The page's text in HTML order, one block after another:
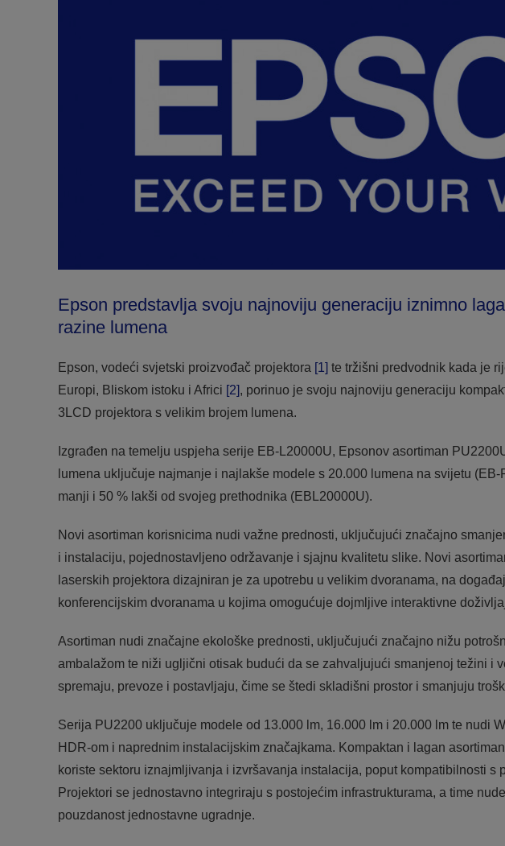
Epson predstavlja svoju najnoviju generaciju iznimno
razine lumena
Epson, vodeći svjetski proizvođač projektora [1] te tržišni predvodnik kada je
Europi, Bliskom istoku i Africi [2], porinuo je svoju najnoviju generaciju
3LCD projektora s velikim brojem lumena.
Izgrađen na temelju uspjeha serije EB-L20000U, Epsonov asortiman
lumena uključuje najmanje i najlakše modele s 20.000 lumena na svijetu
manji i 50 % lakši od svojeg prethodnika (EBL20000U).
Novi asortiman korisnicima nudi važne prednosti, uključujući značajno
i instalaciju, pojednostavljeno održavanje i sjajnu kvalitetu slike. Novi
laserskih projektora dizajniran je za upotrebu u velikim dvoranama, na
konferencijskim dvoranama u kojima omogućuje dojmljive interaktivne
Asortiman nudi značajne ekološke prednosti, uključujući značajno nižu
ambalažom te niži ugljični otisak budući da se zahvaljujući smanjenoj težini i
spremaju, prevoze i postavljaju, čime se štedi skladišni prostor i smanjuju
Serija PU2200 uključuje modele od 13.000 lm, 16.000 lm i 20.000 lm te nudi
HDR-om i naprednim instalacijskim značajkama. Kompaktan i lagan
koriste sektoru iznajmljivanja i izvršavanja instalacija, poput kompatibilnosti s
Projektori se jednostavno integriraju s postojećim infrastrukturama, a time
pouzdanost jednostavne ugradnje.